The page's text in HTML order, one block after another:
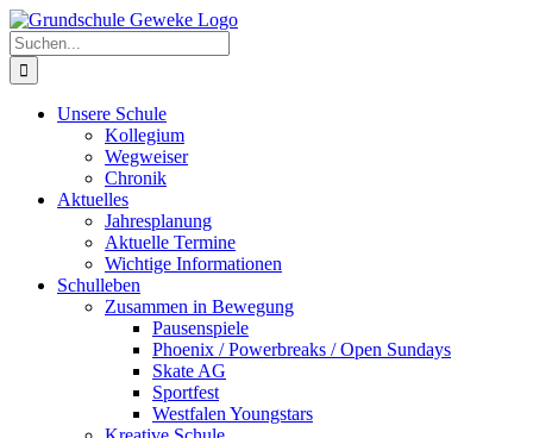
Zum
Inhalt
springen
Suche
nach:
Unsere Schule
Kollegium
Wegweiser
Chronik
Aktuelles
Jahresplanung
Aktuelle Termine
Wichtige Informationen
Schulleben
Zusammen in Bewegung
Pausenspiele
Phoenix / Powerbreaks / Open Sundays
Skate AG
Sportfest
Westfalen Youngstars